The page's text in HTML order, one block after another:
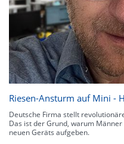
Riesen-Ansturm auf Mini -
Deutsche Firma stellt
Das ist der Grund, warum
neuen Geräts aufgeben.